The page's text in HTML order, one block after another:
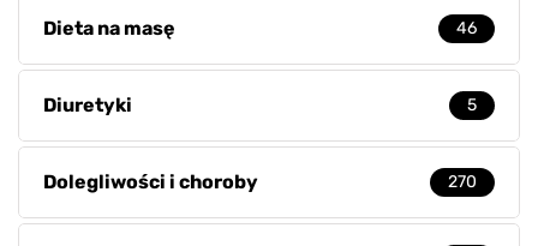
Dieta na masę 46
Diuretyki 5
Dolegliwości i choroby 270